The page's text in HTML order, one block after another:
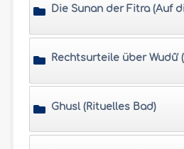
Ghusl (Rituelles Bad)